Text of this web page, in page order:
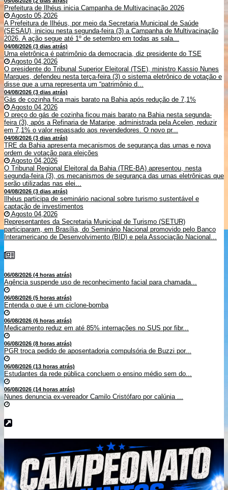
Prefeitura de Ilhéus inicia Campanha de Multivacinação 2026
Agosto 05,2026
A Prefeitura de Ilhéus, por meio da Secretaria Municipal de Saúde
(SESAU), iniciou nesta segunda-feira (3) a Campanha de Multivacinação
2026. A ação segue até 1º de setembro em todas as sala...
04/08/2026 (3 dias atrás)
Urna eletrônica é patrimônio da democracia, diz presidente do TSE
Agosto 04,2026
O presidente do Tribunal Superior Eleitoral (TSE), ministro Kassio Nunes
Marques, defendeu nesta terça-feira (3) o sistema eletrônico de votação e
disse que a urna representa um “patrimônio d...
04/08/2026 (3 dias atrás)
Gás de cozinha fica mais barato na Bahia após redução de 7,1%
Agosto 04,2026
O preço do gás de cozinha ficou mais barato na Bahia nesta segunda-
feira (3), após a Refinaria de Mataripe, administrada pela Acelen, reduzir
em 7,1% o valor repassado aos revendedores. O novo pr...
04/08/2026 (3 dias atrás)
TRE da Bahia apresenta mecanismos de segurança das urnas e nova
ordem de votação para eleições
Agosto 04,2026
O Tribunal Regional Eleitoral da Bahia (TRE-BA) apresentou, nesta
segunda-feira (3), os mecanismos de segurança das urnas eletrônicas que
serão utilizadas nas elei...
04/08/2026 (3 dias atrás)
Ilhéus participa de seminário nacional sobre turismo sustentável e
captação de investimentos
Agosto 04,2026
Representantes da Secretaria Municipal de Turismo (SETUR)
participaram, em Brasília, do Seminário Nacional promovido pelo Banco
Interamericano de Desenvolvimento (BID) e pela Associação Nacional...
06/08/2026 (4 horas atrás)
Agência suspende uso de reconhecimento facial para chamada...
06/08/2026 (5 horas atrás)
Entenda o que é um ciclone-bomba
06/08/2026 (6 horas atrás)
Medicamento reduz em até 85% internações no SUS por fibr...
06/08/2026 (8 horas atrás)
PGR troca pedido de aposentadoria compulsória de Buzzi por...
06/08/2026 (13 horas atrás)
Estudantes da rede pública concluem o ensino médio sem do...
06/08/2026 (14 horas atrás)
Nunes denuncia ex-vereador Camilo Cristófaro por calúnia ...